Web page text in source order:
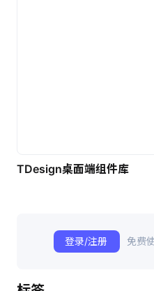
TDesign桌面端组件库
登录/注册 免费